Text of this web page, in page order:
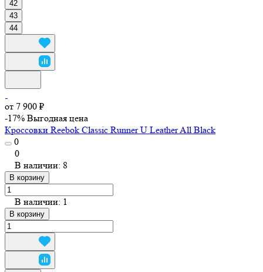
42
43
44
от 7 900 ₽
-17% Выгодная цена
Кроссовки Reebok Classic Runner U Leather All Black
0
0
В наличии: 8
В корзину
В наличии: 1
В корзину